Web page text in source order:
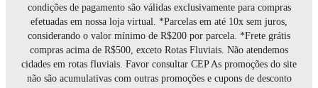
condições de pagamento são válidas exclusivamente para compras
efetuadas em nossa loja virtual. *Parcelas em até 10x sem juros,
considerando o valor mínimo de R$200 por parcela. *Frete grátis
compras acima de R$500, exceto Rotas Fluviais. Não atendemos
cidades em rotas fluviais. Favor consultar CEP As promoções do site
não são acumulativas com outras promoções e cupons de desconto